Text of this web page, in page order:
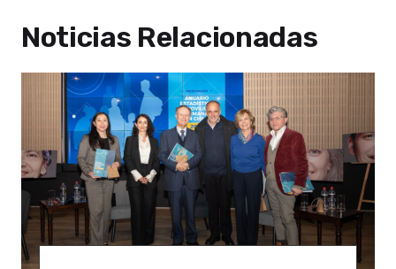
Noticias Relacionadas